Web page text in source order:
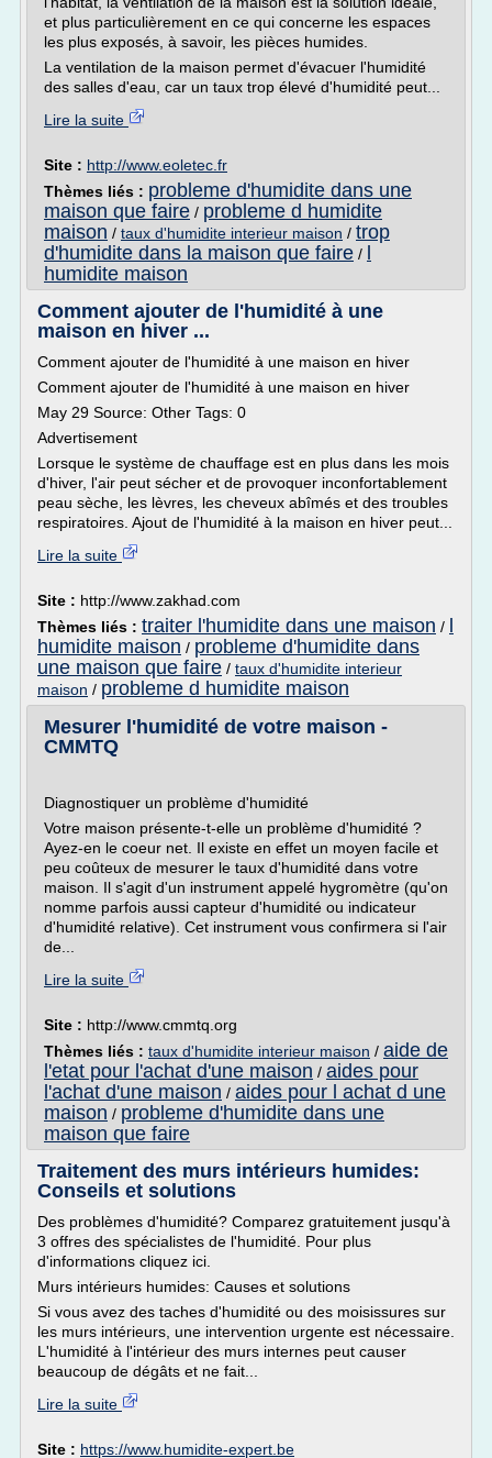
et plus particulièrement en ce qui concerne les espaces
les plus exposés, à savoir, les pièces humides.
La ventilation de la maison permet d'évacuer l'humidité
des salles d'eau, car un taux trop élevé d'humidité peut...
Lire la suite
Site : http://www.eoletec.fr
Thèmes liés : probleme d'humidite dans une
maison que faire / probleme d humidite
maison / taux d'humidite interieur maison / trop
d'humidite dans la maison que faire /
humidite maison
Comment ajouter de l'humidité à une
maison en hiver ...
Comment ajouter de l'humidité à une maison en hiver
Comment ajouter de l'humidité à une maison en hiver
May 29 Source: Other Tags: 0
Advertisement
Lorsque le système de chauffage est en plus dans les mois
d'hiver, l'air peut sécher et de provoquer inconfortablement
peau sèche, les lèvres, les cheveux abîmés et des troubles
respiratoires. Ajout de l'humidité à la maison en hiver peut...
Lire la suite
Site : http://www.zakhad.com
Thèmes liés : traiter l'humidite dans une maison /
humidite maison / probleme d'humidite dans
une maison que faire / taux d'humidite interieur
maison / probleme d humidite maison
Mesurer l'humidité de votre maison -
CMMTQ
Diagnostiquer un problème d'humidité
Votre maison présente-t-elle un problème d'humidité ?
Ayez-en le coeur net. Il existe en effet un moyen facile et
peu coûteux de mesurer le taux d'humidité dans votre
maison. Il s'agit d'un instrument appelé hygromètre (qu'on
nomme parfois aussi capteur d'humidité ou indicateur
d'humidité relative). Cet instrument vous confirmera si l'air
de...
Lire la suite
Site : http://www.cmmtq.org
Thèmes liés : taux d'humidite interieur maison / aide de
l'etat pour l'achat d'une maison / aides pour
l'achat d'une maison / aides pour l achat d une
maison / probleme d'humidite dans une
maison que faire
Traitement des murs intérieurs humides:
Conseils et solutions
Des problèmes d'humidité? Comparez gratuitement jusqu'à
3 offres des spécialistes de l'humidité. Pour plus
d'informations cliquez ici.
Murs intérieurs humides: Causes et solutions
Si vous avez des taches d'humidité ou des moisissures sur
les murs intérieurs, une intervention urgente est nécessaire.
L'humidité à l'intérieur des murs internes peut causer
beaucoup de dégâts et ne fait...
Lire la suite
Site : https://www.humidite-expert.be